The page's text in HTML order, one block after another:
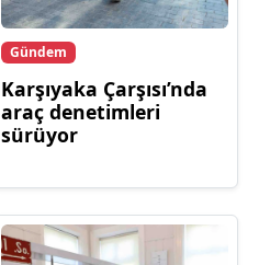
Gündem
Karşıyaka Çarşısı’nda
araç denetimleri
sürüyor